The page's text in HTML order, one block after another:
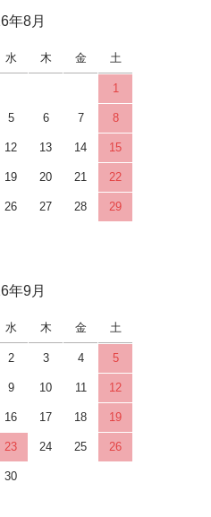
年8月
水 木 金 土
1
5 6 7 8
12 13 14 15
19 20 21 22
26 27 28 29
年9月
水 木 金 土
2 3 4 5
9 10 11 12
16 17 18 19
23 24 25 26
30